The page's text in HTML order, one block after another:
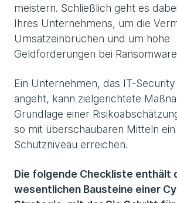
meistern. Schließlich geht es
Ihres Unternehmens, um die
Umsatzeinbrüchen und um hohe
Geldforderungen bei
Ein Unternehmen, das IT-
angeht, kann zielgerichtete
Grundlage einer
so mit überschaubaren Mitteln ein
Schutzniveau erreichen.
Die folgende Checkliste enthält
wesentlichen Bausteine einer